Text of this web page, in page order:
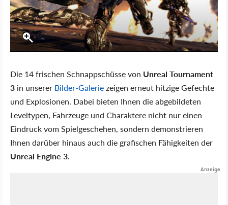
Die 14 frischen Schnappschüsse von Unreal Tournament
3 in unserer Bilder-Galeriezeigen erneut hitzige Gefechte
und Explosionen. Dabei bieten Ihnen die abgebildeten
Leveltypen, Fahrzeuge und Charaktere nicht nur einen
Eindruck vom Spielgeschehen, sondern demonstrieren
Ihnen darüber hinaus auch die grafischen Fähigkeiten der
Unreal Engine 3.